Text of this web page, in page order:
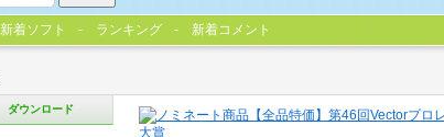
ダウンロード
新着ソフト ランキング 新着コメント